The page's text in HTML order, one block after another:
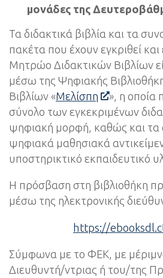
μονάδες της
Τα διδακτικά βιβλία και τα
πακέτα που έχουν εγκριθεί και
Μητρώο Διδακτικών Βιβλίων
μέσω της Ψηφιακής
Βιβλίων «Μελίσπη
», η οποία
σύνολο των εγκεκριμένων
ψηφιακή μορφή, καθώς και τα
ψηφιακά μαθησιακά
υποστηρικτικό εκπαιδευτικό
Η πρόσβαση στη βιβλιοθήκη
μέσω της ηλεκτρονικής
https://
Σύμφωνα με το ΦΕΚ, με
Διευθυντή/ντριας ή του/της